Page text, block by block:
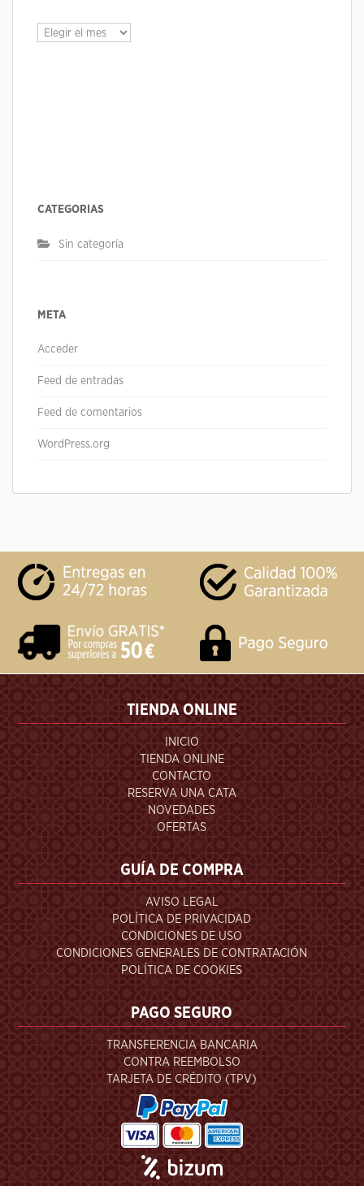
Archivos
CATEGORÍAS
Sin categoría
META
Acceder
Feed de entradas
Feed de comentarios
WordPress.org
TIENDA ONLINE
INICIO
TIENDA ONLINE
CONTACTO
RESERVA UNA CATA
NOVEDADES
OFERTAS
GUÍA DE COMPRA
AVISO LEGAL
POLÍTICA DE PRIVACIDAD
CONDICIONES DE USO
CONDICIONES GENERALES DE CONTRATACIÓN
POLÍTICA DE COOKIES
PAGO SEGURO
TRANSFERENCIA BANCARIA
CONTRA REEMBOLSO
TARJETA DE CRÉDITO (TPV)